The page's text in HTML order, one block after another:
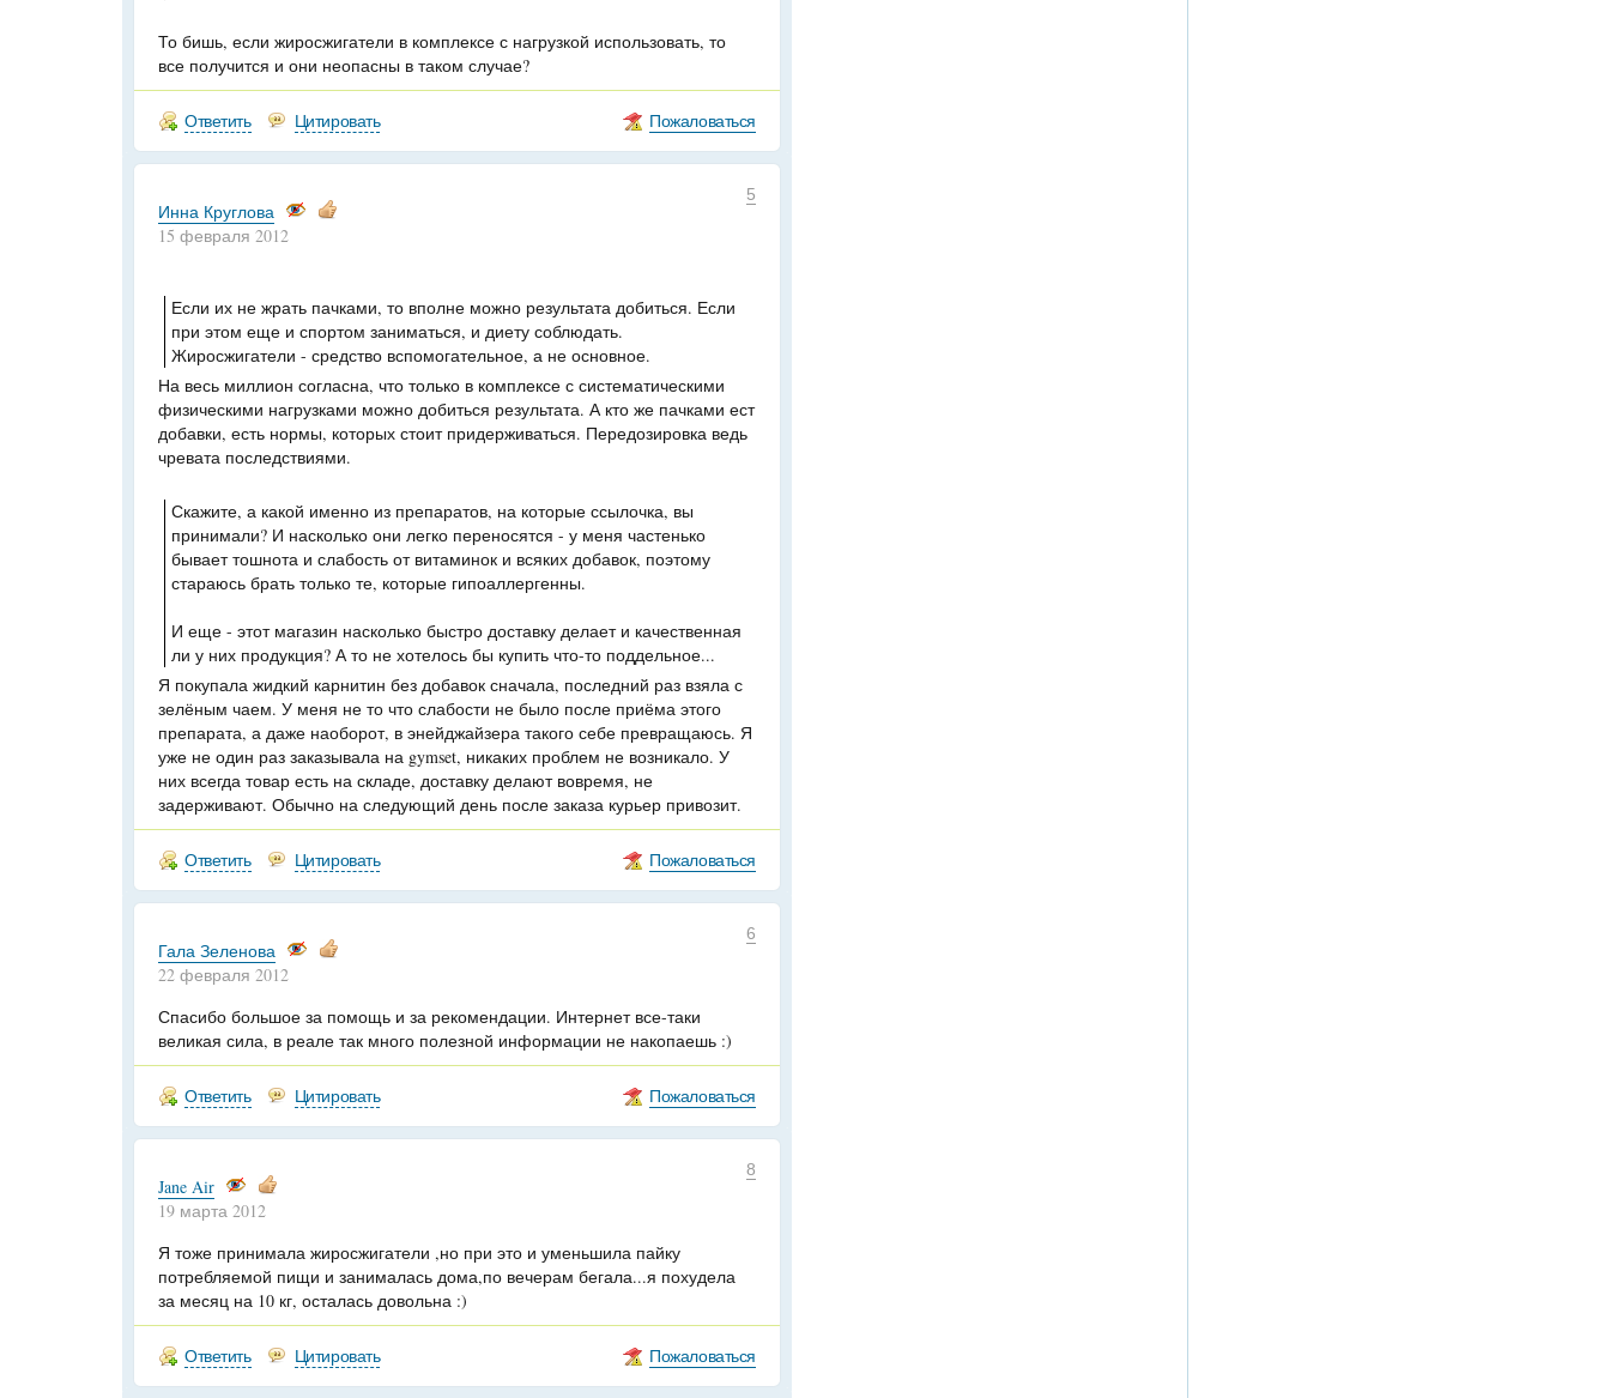
То бишь, если жиросжигатели в комплексе с нагрузкой использовать, то
все получится и они неопасны в таком случае?
Ответить Цитировать Пожаловаться
5
Инна Круглова
15 февраля 2012
Если их не жрать пачками, то вполне можно результата добиться. Если
при этом еще и спортом заниматься, и диету соблюдать.
Жиросжигатели - средство вспомогательное, а не основное.
На весь миллион согласна, что только в комплексе с систематическими
физическими нагрузками можно добиться результата. А кто же пачками ест
добавки, есть нормы, которых стоит придерживаться. Передозировка ведь
чревата последствиями.
Скажите, а какой именно из препаратов, на которые ссылочка, вы
принимали? И насколько они легко переносятся - у меня частенько
бывает тошнота и слабость от витаминок и всяких добавок, поэтому
стараюсь брать только те, которые гипоаллергенны.
И еще - этот магазин насколько быстро доставку делает и качественная
ли у них продукция? А то не хотелось бы купить что-то поддельное...
Я покупала жидкий карнитин без добавок сначала, последний раз взяла с
зелёным чаем. У меня не то что слабости не было после приёма этого
препарата, а даже наоборот, в энейджайзера такого себе превращаюсь. Я
уже не один раз заказывала на gymset, никаких проблем не возникало. У
них всегда товар есть на складе, доставку делают вовремя, не
задерживают. Обычно на следующий день после заказа курьер привозит.
Ответить Цитировать Пожаловаться
6
Гала Зеленова
22 февраля 2012
Спасибо большое за помощь и за рекомендации. Интернет все-таки
великая сила, в реале так много полезной информации не накопаешь :)
Ответить Цитировать Пожаловаться
8
Jane Air
19 марта 2012
Я тоже принимала жиросжигатели ,но при это и уменьшила пайку
потребляемой пищи и занималась дома,по вечерам бегала...я похудела
за месяц на 10 кг, осталась довольна :)
Ответить Цитировать Пожаловаться